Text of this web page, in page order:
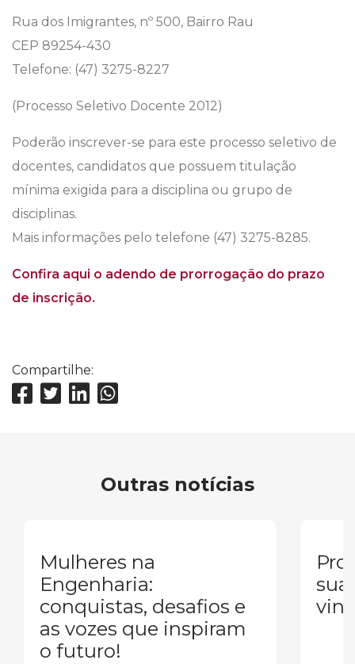
Rua dos Imigrantes, nº 500, Bairro Rau
CEP 89254-430
Telefone: (47) 3275-8227
(Processo Seletivo Docente 2012)
Poderão inscrever-se para este processo seletivo de
docentes, candidatos que possuem titulação
mínima exigida para a disciplina ou grupo de
disciplinas.
Mais informações pelo telefone (47) 3275-8285.
Confira aqui o adendo de prorrogação do prazo
de inscrição.
Compartilhe:
Outras notícias
Mulheres na
Engenharia:
conquistas, desafios e
as vozes que inspiram
o futuro!
sua